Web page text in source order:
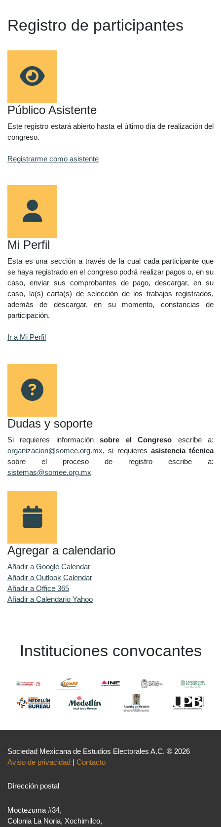
Registro de participantes
Público Asistente
Este registro estará abierto hasta el último día de realización del
congreso.
Registrarme como asistente
Mi Perfil
Esta es una sección a través de la cual cada participante que
se haya registrado en el congreso podrá realizar pagos o, en su
caso, enviar sus comprobantes de pago, descargar, en su
caso, la(s) carta(s) de selección de los trabajos registrados,
además de descargar, en su momento, constancias de
participación.
Ir a Mi Perfil
Dudas y soporte
Si requieres informaciónsobre el Congreso escribe a:
organizacion@somee.org.mx, si requieres asistencia técnica
sobre el proceso de registro escribe a:
sistemas@somee.org.mx
Agregar a calendario
Añadir a Google Calendar
Añadir a Outlook Calendar
Añadir a Office 365
Añadir a Calendario Yahoo
Instituciones convocantes
Sociedad Mexicana de Estudios Electorales A.C. ® 2026
Aviso de privacidad | Contacto
Dirección postal
Moctezuma #34,
Colonia La Noria, Xochimilco,